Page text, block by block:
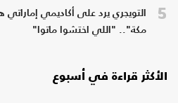
5
التويجري يرد على أكاديمي إماراتي
مكة".. "اللي اختشوا ماتوا"
الأكثر قراءة في أسبوع